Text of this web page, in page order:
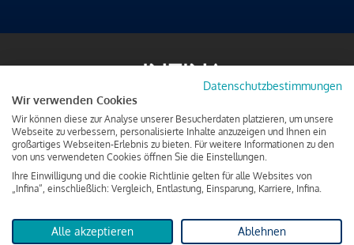
Datenschutzbestimmungen
Wir verwenden Cookies
Wir können diese zur Analyse unserer Besucherdaten platzieren, um unsere
Webseite zu verbessern, personalisierte Inhalte anzuzeigen und Ihnen ein
großartiges Webseiten-Erlebnis zu bieten. Für weitere Informationen zu den
von uns verwendeten Cookies öffnen Sie die Einstellungen.
Ihre Einwilligung und die cookie Richtlinie gelten für alle Websites von
„Infina“, einschließlich: Vergleich, Entlastung, Einsparung, Karriere, Infina.
Alle akzeptieren Ablehnen